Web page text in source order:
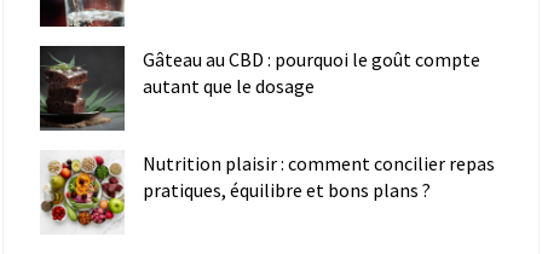
Gâteau au CBD : pourquoi le goût compte
autant que le dosage
Nutrition plaisir : comment concilier repas
pratiques, équilibre et bons plans ?